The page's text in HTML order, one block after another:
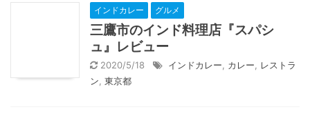
インドカレー グルメ
三鷹市のインド料理店『スパシ
ュ』レビュー
2020/5/18 インドカレー カレー
レストラ
ン 東京都